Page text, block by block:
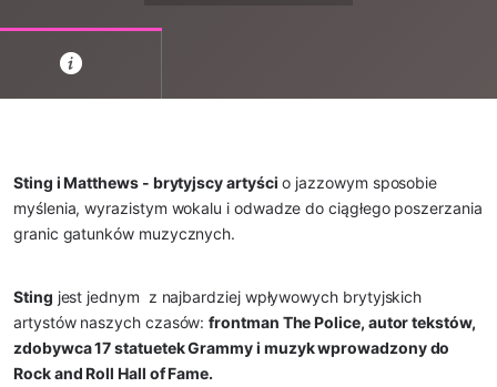
Sting i Matthews - brytyjscy artyści o jazzowym sposobie
myślenia, wyrazistym wokalu i odwadze do ciągłego poszerzania
granic gatunków muzycznych.
Sting jest jednym  z najbardziej wpływowych brytyjskich
artystów naszych czasów: frontman The Police, autor tekstów,
zdobywca 17 statuetek Grammy i muzyk wprowadzony do
Rock and Roll Hall of Fame.